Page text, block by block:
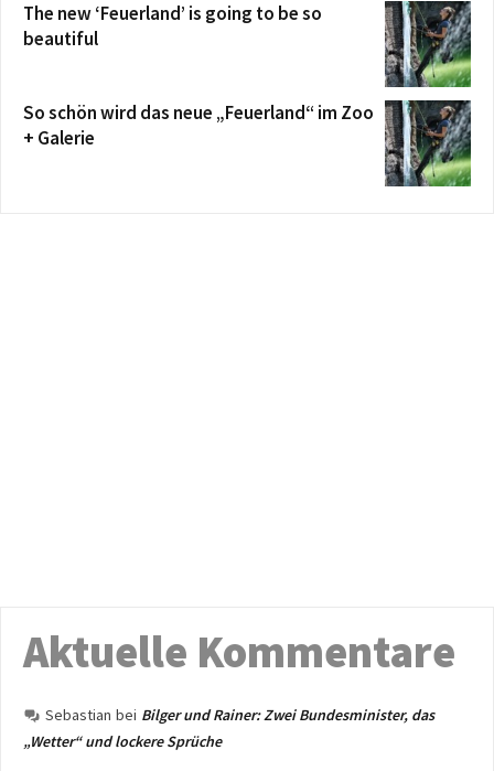
The new ‘Feuerland’ is going to be so
beautiful
So schön wird das neue „Feuerland“ im Zoo
+ Galerie
Aktuelle Kommentare
Sebastian bei Bilger und Rainer: Zwei Bundesminister, das
„Wetter“ und lockere Sprüche